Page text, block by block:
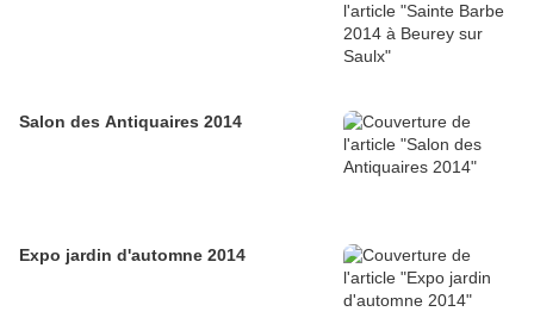
Salon des Antiquaires 2014
Expo jardin d'automne 2014